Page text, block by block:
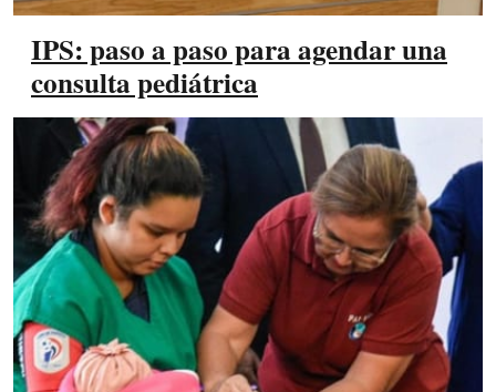
IPS: paso a paso para agendar una
consulta pediátrica